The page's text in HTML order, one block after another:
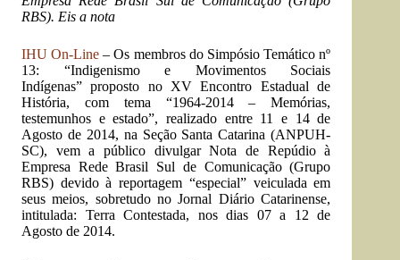
RBS). Eis a nota
IHU On-Line – Os membros do Simpósio Temático nº
13: “Indigenismo e Movimentos Sociais
Indígenas” proposto no XV Encontro Estadual de
História, com tema “1964-2014 – Memórias,
testemunhos e estado”, realizado entre 11 e 14 de
Agosto de 2014, na Seção Santa Catarina (ANPUH-
SC), vem a público divulgar Nota de Repúdio à
Empresa Rede Brasil Sul de Comunicação (Grupo
RBS) devido à reportagem “especial” veiculada em
seus meios, sobretudo no Jornal Diário Catarinense,
intitulada: Terra Contestada, nos dias 07 a 12 de
Agosto de 2014.